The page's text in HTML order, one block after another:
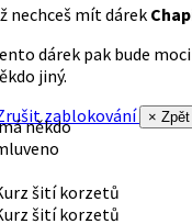
nechceš mít dárek
dárek pak bude
jiný.
zablokování
× Zpět
někdo